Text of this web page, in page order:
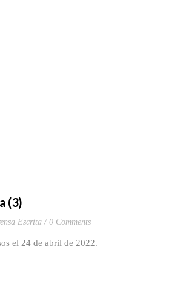
(3)
Escrita 0 Comments
el 24 de abril de 2022.